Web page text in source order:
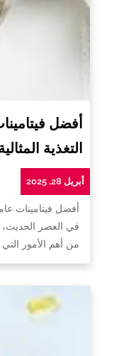
أفضل
التغذية
أبريل 28, 2025
أفضل فيتامينات
في العصر الحديث،
من أهم الأمور